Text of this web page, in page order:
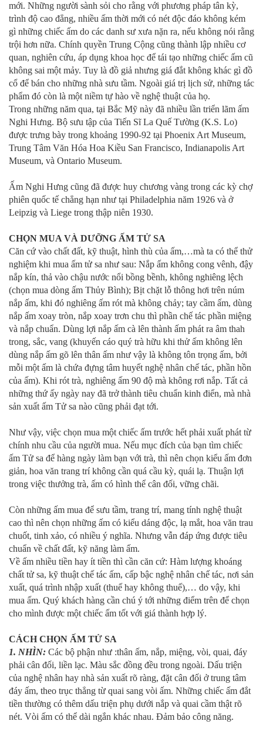
mới. Những người sành sỏi cho rằng với phương pháp tân kỳ,
trình độ cao đẳng, nhiều ấm thời mới có nét độc đáo không kém
gì những chiếc ấm do các danh sư xưa nặn ra, nếu không nói rằng
trội hơn nữa. Chính quyền Trung Cộng cũng thành lập nhiều cơ
quan, nghiên cứu, áp dụng khoa học để tái tạo những chiếc ấm cũ
không sai một mảy. Tuy là đồ giả nhưng giá đắt không khác gì đồ
cổ để bán cho những nhà sưu tầm. Ngoài giá trị lịch sử, những tác
phẩm đó còn là một niềm tự hào về nghệ thuật của họ.
Trong những năm qua, tại Bắc Mỹ này đã nhiều lần triển lãm ấm
Nghi Hưng. Bộ sưu tập của Tiến Sĩ La Quế Tường (K.S. Lo)
được trưng bày trong khoảng 1990-92 tại Phoenix Art Museum,
Trung Tâm Văn Hóa Hoa Kiều San Francisco, Indianapolis Art
Museum, và Ontario Museum.
Ấm Nghi Hưng cũng đã được huy chương vàng trong các kỳ chợ
phiên quốc tế chẳng hạn như tại Philadelphia năm 1926 và ở
Leipzig và Liege trong thập niên 1930.
CHỌN MUA VÀ DƯỠNG ẤM TỬ SA
Căn cứ vào chất đất, kỹ thuật, hình thù của ấm,…mà ta có thể thử
nghiệm khi mua ấm tử sa như sau: Nắp ấm không cong vênh, đậy
nắp kín, thả vào chậu nước nổi bồng bềnh, không nghiêng lệch
(chọn mua dòng ấm Thủy Bình); Bịt chặt lỗ thông hơi trên núm
nắp ấm, khi đó nghiêng ấm rót mà không chảy; tay cầm ấm, dùng
nắp ấm xoay tròn, nắp xoay trơn chu thì phần chế tác phần miệng
và nắp chuẩn. Dùng lợi nắp ấm cà lên thành ấm phát ra âm thah
trong, sắc, vang (khuyến cáo quý trà hữu khi thử ấm không lên
dùng nắp ấm gõ lên thân ấm như vậy là không tôn trọng ấm, bởi
mỗi một ấm là chứa đựng tâm huyết nghệ nhân chế tác, phần hồn
của ấm). Khi rót trà, nghiêng ấm 90 độ mà không rơi nắp. Tất cả
những thứ ấy ngày nay đã trở thành tiêu chuẩn kinh điển, mà nhà
sản xuất ấm Tử sa nào cũng phải đạt tới.
Như vậy, việc chọn mua một chiếc ấm trước hết phải xuất phát từ
chính nhu cầu của người mua. Nếu mục đích của bạn tìm chiếc
ấm Tử sa để hàng ngày làm bạn với trà, thì nên chọn kiểu ấm đơn
giản, hoa văn trang trí không cần quá cầu kỳ, quái lạ. Thuận lợi
trong việc thưởng trà, ấm có hình thể cân đối, vững chãi.
Còn những ấm mua để sưu tầm, trang trí, mang tính nghệ thuật
cao thì nên chọn những ấm có kiểu dáng độc, lạ mắt, hoa văn trau
chuốt, tinh xảo, có nhiều ý nghĩa. Nhưng vẫn đáp ứng được tiêu
chuẩn về chất đất, kỹ năng làm ấm.
Về ấm nhiều tiền hay ít tiền thì cần căn cứ: Hàm lượng khoáng
chất tử sa, kỹ thuật chế tác ấm, cấp bậc nghệ nhân chế tác, nơi sản
xuất, quá trình nhập xuất (thuế hay không thuế),… do vậy, khi
mua ấm. Quý khách hàng cần chú ý tới những điểm trên để chọn
cho mình được một chiếc ấm tốt với giá thành hợp lý.
CÁCH CHỌN ẤM TỬ SA
1. NHÌN: Các bộ phận như :thân ấm, nắp, miệng, vòi, quai, đáy
phải cân đối, liền lạc. Màu sắc đồng đều trong ngoài. Dấu triện
của nghệ nhân hay nhà sản xuất rõ ràng, đặt cân đối ở trung tâm
đáy ấm, theo trục thẳng từ quai sang vòi ấm. Những chiếc ấm đắt
tiền thường có thêm dấu triện phụ dưới nắp và quai cầm thật rõ
nét. Vòi ấm có thể dài ngắn khác nhau. Đảm bảo công năng.